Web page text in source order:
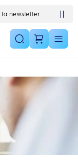
la newsletter